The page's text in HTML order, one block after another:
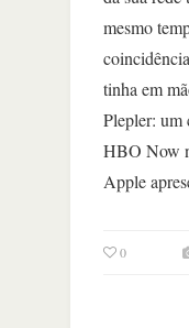
mesmo
tinha em
Plepler: um
HBO Now
Apple
0